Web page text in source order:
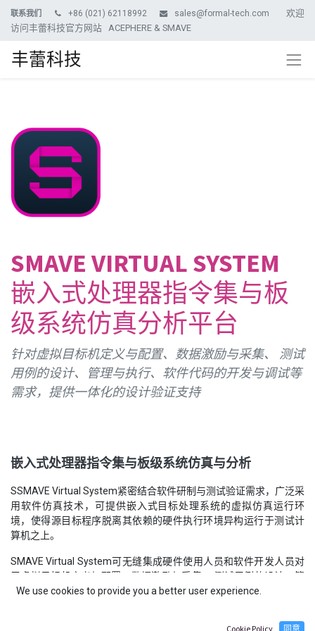
联系我们 +86 (021) 62118992 sales@formal-tech.com
欢迎
访问丰蕾科技官方网站 ACEPHERE & SMAVE
丰蕾科技
SMAVE VIRTUAL SYSTEM
嵌入式处理器指令集与板
级系统仿真分析平台
针对虚拟目标机定义与配置、数据激励与采集、 测试
用例的设计、管理与执行、软件代码的开发与调试等
需求，提供一体化的设计验证支持
嵌入式处理器指令集与板级系统仿真与分析
SSMAVE Virtual System紧密结合软件研制与测试验证需求，广泛采
用软件仿真技术，可提供嵌入式目标处理系统的虚拟仿真运行环
境，使得源目标程序脱离其依赖的硬件执行环境异构运行于测试计
算机之上。
SMAVE Virtual System可无缝集成硬件使用人员和软件开发人员对
于虚拟目标机定义与配置、数据激励与采集、 测试用例的设计、管
理与执行、软件代码的开发与调试等需求，提供一体化的设计验证
件性能分析；通过灵活的设备模型配置，可满足不同的系统应用场
We use cookies to provide you a better user experience.
Cookie Policy 同意